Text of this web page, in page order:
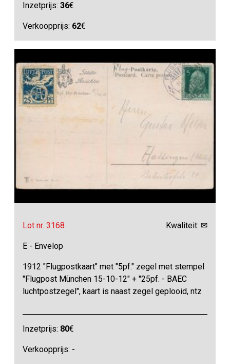
Inzetprijs:36€
Verkoopprijs: 62€
Lot nr. 3168 Kwaliteit: ✉
E - Envelop
1912 "Flugpostkaart" met "5pf." zegel met stempel
"Flugpost München 15-10-12" + "25pf. - BAEC
luchtpostzegel", kaart is naast zegel geplooid, ntz
Inzetprijs: 80€
Verkoopprijs: -